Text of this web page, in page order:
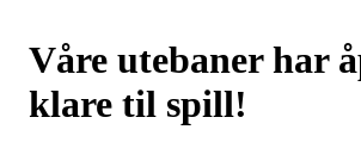
Våre utebaner har
klare til spill!